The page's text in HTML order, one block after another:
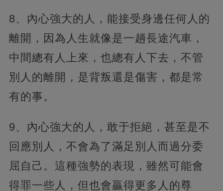
8、內心強大的人，能接受身邊任何人的
離開，因為人生就像是一趟長途汽車，
中間總有人上來，也總有人下去，不管
別人的離開，是背叛還是傷害，都是常
有的事。
9、內心強大的人，敢于拒絕，甚至是不
回應別人，不會為了滿足別人而過分委
屈自己。這種強勢的表現，雖然可能會
得罪一些人，但也會贏得更多人的尊